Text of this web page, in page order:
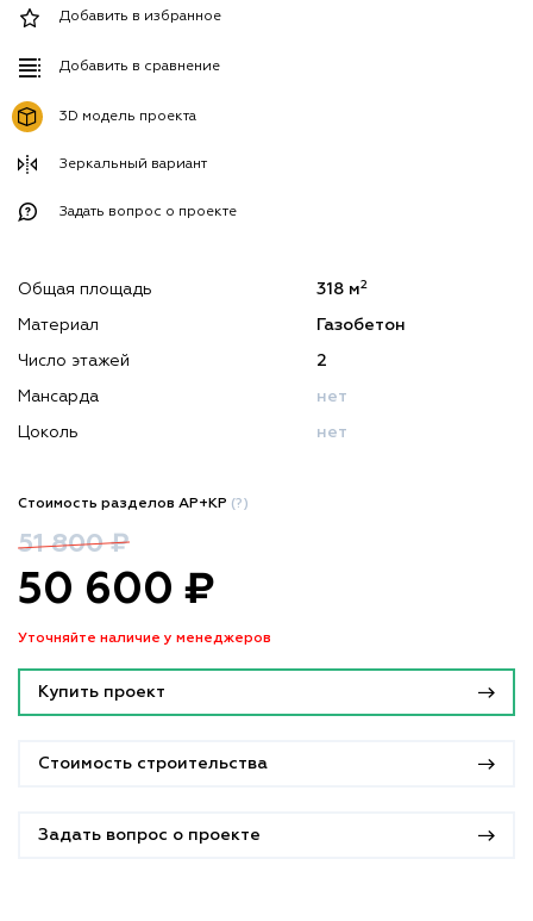
Добавить в избранное
Добавить в сравнение
3D модель проекта
Зеркальный вариант
Задать вопрос о проекте
Общая площадь 318 м2
Материал Газобетон
Число этажей 2
Мансарда нет
Цоколь нет
Стоимость разделов АР+КР (?)
51 800 ₽
50 600 ₽
Уточняйте наличие у менеджеров
Купить проект
Стоимость строительства
Задать вопрос о проекте